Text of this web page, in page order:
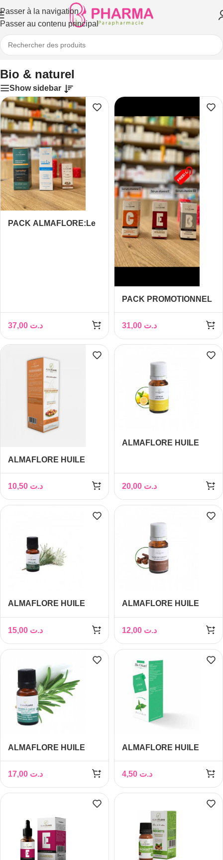
Passer à la navigation
Passer au contenu principal
Accueil/Bio & naturel
Bio & naturel
Show sidebar
PACK ALMAFLORE:Le
Huile d’Ail 10ML
(GRATUIT)
د.ت
PACK PROMOTIONNEL
د.ت
ALMAFLORE HUILE
10ML
د.ت
ALMAFLORE HUILE
د.ت
ALMAFLORE HUILE
À THE 10ML
د.ت
ALMAFLORE HUILE
DE GIROFLE 10ML
د.ت
ALMAFLORE HUILE
د.ت
ALMAFLORE HUILE
د.ت